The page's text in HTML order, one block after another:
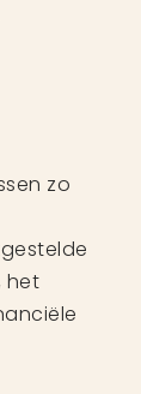
zo
het